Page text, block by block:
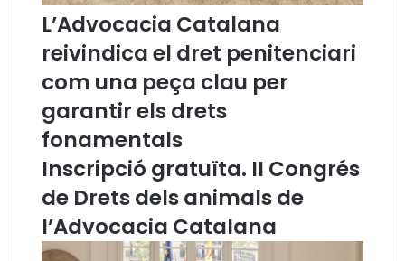
a
t
a
l
a
a
r
a
s
e
s
e
e
s
d
M
a
L’Advocacia Catalana
reivindica el dret penitenciari
com una peça clau per
garantir els drets
fonamentals
Inscripció gratuïta. II Congrés
de Drets dels animals de
l’Advocacia Catalana